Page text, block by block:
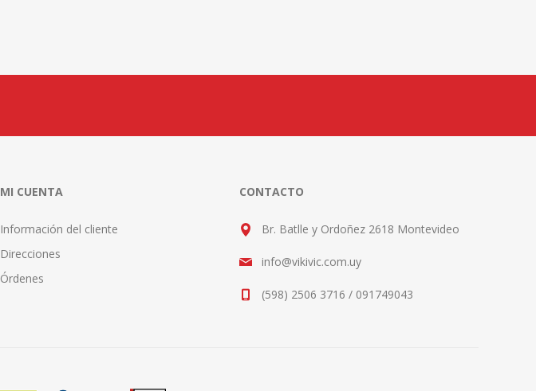
MI CUENTA
Información del cliente
Direcciones
Órdenes
CONTACTO
Br. Batlle y Ordoñez 2618 Montevideo
info@vikivic.com.uy
(598) 2506 3716 / 091749043